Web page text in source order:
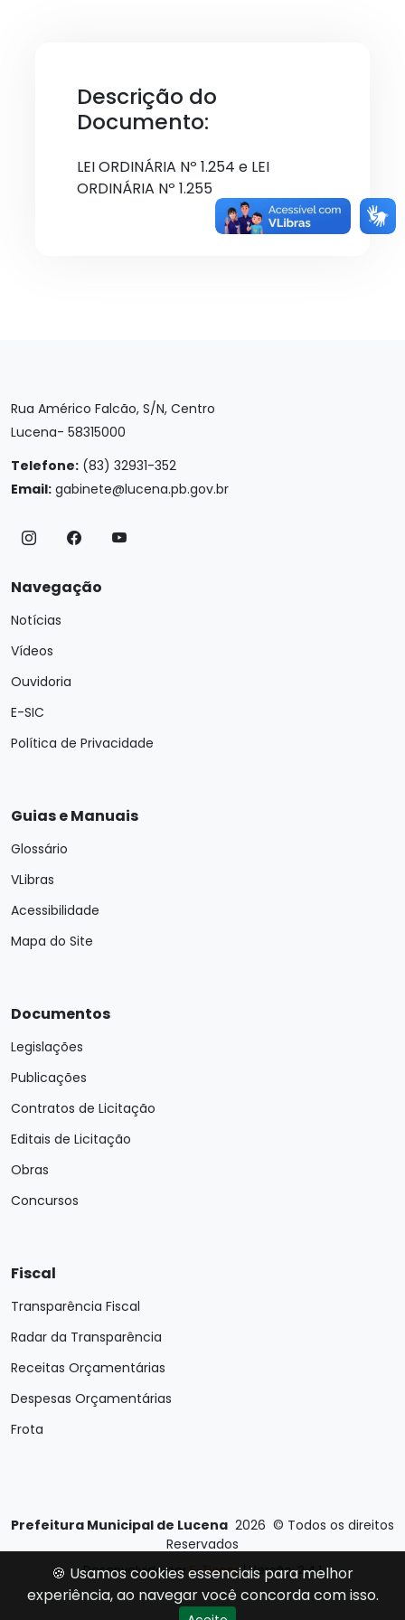
Descrição do
Documento:
LEI ORDINÁRIA Nº 1.254 e LEI
ORDINÁRIA Nº 1.255
Rua Américo Falcão, S/N, Centro
Lucena- 58315000
Telefone: (83) 32931-352
Email: gabinete@lucena.pb.gov.br
Navegação
Notícias
Vídeos
Ouvidoria
E-SIC
Política de Privacidade
Guias e Manuais
Glossário
VLibras
Acessibilidade
Mapa do Site
Documentos
Legislações
Publicações
Contratos de Licitação
Editais de Licitação
Obras
Concursos
Fiscal
Transparência Fiscal
Radar da Transparência
Receitas Orçamentárias
Despesas Orçamentárias
Frota
Prefeitura Municipal de Lucena 2026 © Todos os direitos
Reservados
Desenvolvido porE-Ticons| Versão: 2.4.1
🍪 Usamos cookies essenciais para melhor
experiência, ao navegar você concorda com isso.